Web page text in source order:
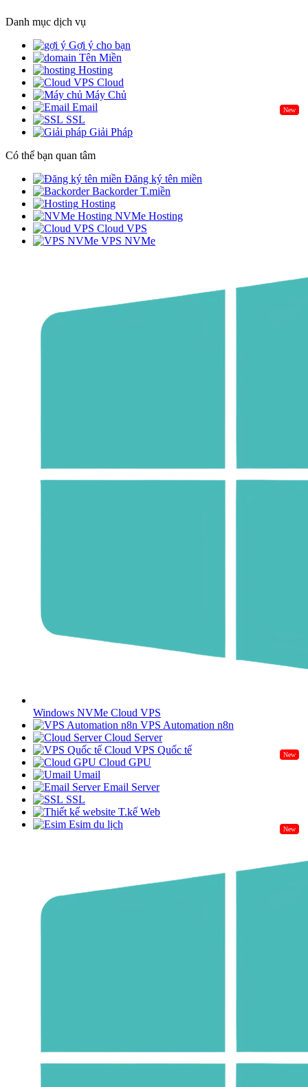
Danh mục dịch vụ
Gợi ý cho bạn
Tên Miền
Hosting
Cloud
Máy Chủ
New
Email
SSL
Giải Pháp
Có thể bạn quan tâm
Đăng ký tên miền
Backorder T.miền
Hosting
NVMe Hosting
Cloud VPS
VPS NVMe
Windows NVMe Cloud VPS
VPS Automation n8n
Cloud Server
Cloud VPS Quốc tế
New
Cloud GPU
Umail
Email Server
SSL
T.kế Web
Esim du lịch
New